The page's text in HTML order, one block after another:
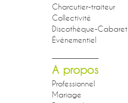
Charcutier-traiteur
Collectivité
Discothèque-Cabaret
Événementiel
A propos
Professionnel
Mariage